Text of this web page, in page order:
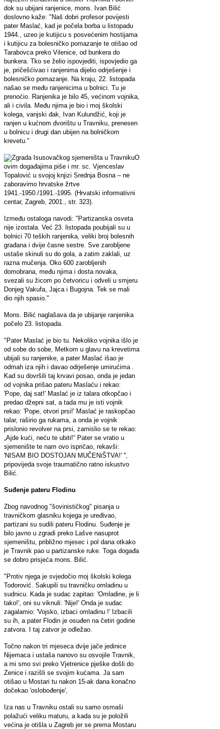
dok su ubijani ranjenice, mons. Ivan Bilić
doslovno kaže: "Naš dobri profesor povijesti
pater Maslać, kad je počela borba u listopadu
1944., uzeo je kutijicu s posvećenim hostijama
i kutijicu za bolesničko pomazanje te otišao od
Tarabovca preko Vilenice, od bunkera do
bunkera. Tko se želio ispovjediti, ispovjedio ga
je, pričešćivao i ranjenima dijelio odrješenje i
bolesničko pomazanje. Na kraju, 22. listopada
našao se među ranjenicima u bolnici. Tu je
prenoćio. Ranjenika je bilo 45, većinom vojnika,
ali i civila. Među njima je bio i moj školski
kolega, vanjski đak, Ivan Kulundžić, koji je
ranjen u kućnom dvorištu u Travniku, prenesen
u bolnicu i drugi dan ubijen na bolničkom
krevetu."
O
ovim događajima piše i mr. sc. Vjenceslav
Topalović u svojoj knjizi Srednja Bosna – ne
zaboravimo hrvatske žrtve
1941.-1950./1991.-1995. (Hrvatski informativni
centar, Zagreb, 2001., str. 323).
Između ostaloga navodi: "Partizanska osveta
nije izostala. Već 23. listopada poubijali su u
bolnici 70 teških ranjenika, veliki broj bolesnih
građana i dvije časne sestre. Sve zarobljene
ustaše skinuli su do gola, a zatim zaklali, uz
razna mučenja. Oko 600 zarobljenih
domobrana, među njima i dosta novaka,
svezali su žicom po četvoricu i odveli u smjeru
Donjeg Vakufa, Jajca i Bugojna. Tek se mali
dio njih spasio."
Mons. Bilić naglašava da je ubijanje ranjenika
počelo 23. listopada.
"Pater Maslać je bio tu. Nekoliko vojnika išlo je
od sobe do sobe, Metkom u glavu na krevetima
ubijali su ranjenike, a pater Maslać išao je
odmah iza njih i davao odrješenje umirućima .
Kad su dovršili taj krvavi posao, onda je jedan
od vojnika prišao pateru Maslaću i rekao:
'Pope, daj sat!' Maslać je iz talara otkopčao i
predao džepni sat, a tada mu je isti vojnik
rekao: 'Pope, otvori prsi!' Maslać je raskopčao
talar, raširio ga rukama, a onda je vojnik
prislonio revolver na prsi, zamislio se te rekao:
„Ajde kući, neću te ubiti!“ Pater se vratio u
sjemenište te nam ovo ispričao, rekavši:
'NISAM BIO DOSTOJAN MUČENiŠTVA!' '',
pripovijeda svoje traumatično ratno iskustvo
Bilić.
Suđenje pateru Flodinu
Zbog navodnog "šovinističkog" pisanja u
travničkom glasniku kojega je uređivao,
partizani su sudili pateru Flodinu. Suđenje je
bilo javno u zgradi preko Lašve nasuprot
sjemeništu, približno mjesec i pol dana otkako
je Travnik pao u partizanske ruke. Toga događa
se dobro prisjeća mons. Bilić.
"Protiv njega je svjedočio moj školski kolega
Todorović. Sakupili su travničku omladinu u
sudnicu. Kada je sudac zapitao: 'Omladine, je li
tako!', oni su viknuli: 'Nije!' Onda je sudac
zagalamio: 'Vojsko, izbaci omladinu !' Izbacili
su ih, a pater Flodin je osuđen na četiri godine
zatvora. I taj zatvor je odležao.
Točno nakon tri mjeseca dvije jače jedinice
Nijemaca i ustaša nanovo su osvojile Travnik,
a mi smo svi preko Vjetrenice pješke došli do
Zenice i razišli se svojim kućama. Ja sam
otišao u Mostari tu nakon 15-ak dana konačno
dočekao 'oslobođenje',
Iza nas u Travniku ostali su samo osmaši
polažući veliku maturu, a kada su je položili
većina je otišla u Zagreb jer se prema Mostaru